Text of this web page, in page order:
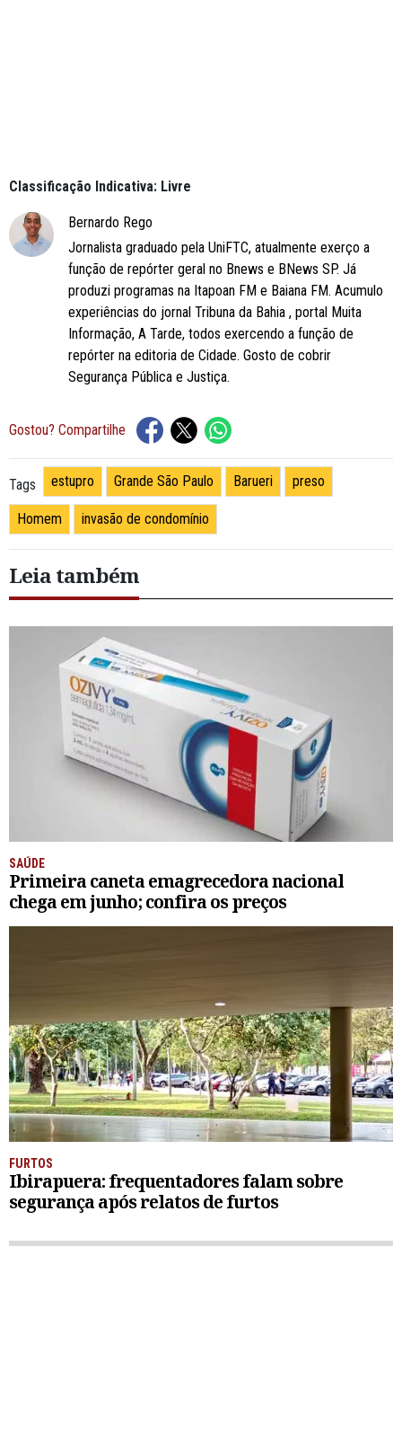
Classificação Indicativa: Livre
Bernardo Rego
Jornalista graduado pela UniFTC, atualmente exerço a
função de repórter geral no Bnews e BNews SP. Já
produzi programas na Itapoan FM e Baiana FM. Acumulo
experiências do jornal Tribuna da Bahia , portal Muita
Informação, A Tarde, todos exercendo a função de
repórter na editoria de Cidade. Gosto de cobrir
Segurança Pública e Justiça.
Gostou? Compartilhe
Tags estupro Grande São Paulo Barueri preso
Homem invasão de condomínio
Leia também
SAÚDE
Primeira caneta emagrecedora nacional
chega em junho; confira os preços
FURTOS
Ibirapuera: frequentadores falam sobre
segurança após relatos de furtos